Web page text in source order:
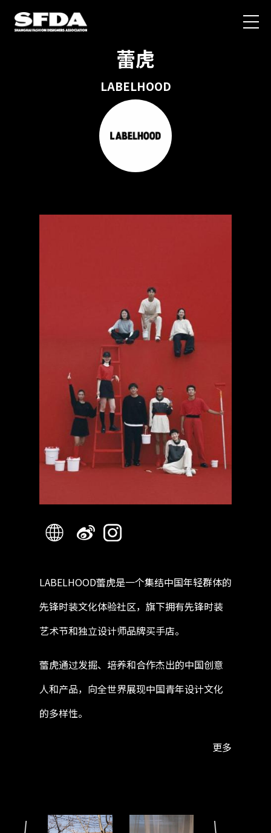
蕾虎
LABELHOOD
LABELHOOD蕾虎是一个集结中国年轻群体的
先锋时装文化体验社区，旗下拥有先锋时装
艺术节和独立设计师品牌买手店。
蕾虎通过发掘、培养和合作杰出的中国创意
人和产品，向全世界展现中国青年设计文化
的多样性。
更多